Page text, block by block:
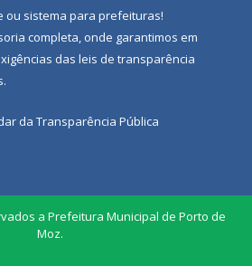
ou sistema para prefeituras!
completa, onde garantimos em
das leis de transparência
da Transparência Pública
a Prefeitura Municipal de Porto de
Moz.